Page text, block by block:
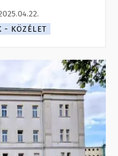
- KÖZÉLET